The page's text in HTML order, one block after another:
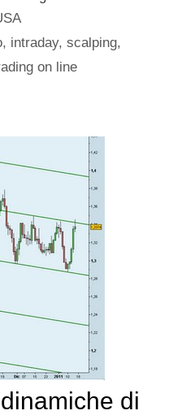
, intraday,scalping,
on line
di